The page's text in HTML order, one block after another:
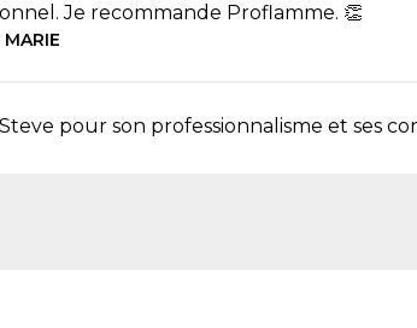
Je recommande Proflamme. 👏
pour son professionnalisme et ses